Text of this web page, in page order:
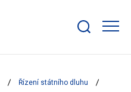
bar
Řízení státního dluhu